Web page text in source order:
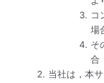
コ
場
そ
合
当社は，本